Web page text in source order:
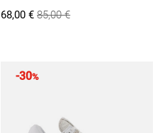
68,00 € 85,00 €
-30%